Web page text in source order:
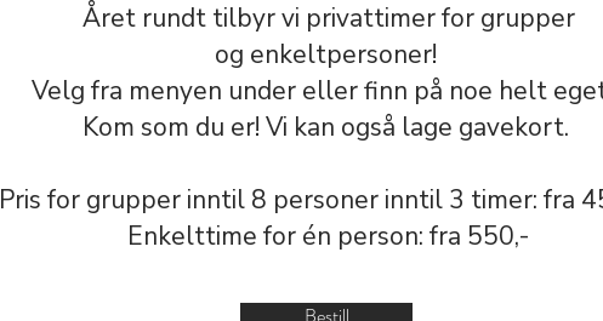
Året rundt tilbyr vi privattimer for grupper
og enkeltpersoner!
Velg fra menyen under eller finn på noe helt
Kom som du er! Vi kan også lage gavekort.
Pris for grupper inntil 8 personer inntil 3 timer: fra
Enkelttime for én person: fra 550,-